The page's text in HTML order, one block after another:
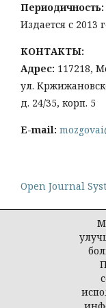
Периодичность:
Издается с 2013
КОНТАКТЫ:
Адрес: 117218,
ул.
д. 24/35, корп. 5
E-mail:
Open Journal
Политика
©